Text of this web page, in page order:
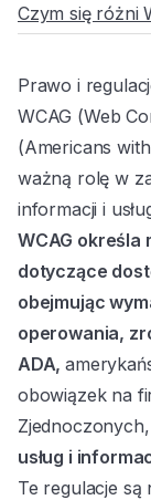
Czym się różni
Prawo i
WCAG (Web
(Americans
ważną rolę w
informacji i
WCAG określa
dotyczące
obejmując
operowania,
ADA,
obowiązek na
usług i
Te regulacje